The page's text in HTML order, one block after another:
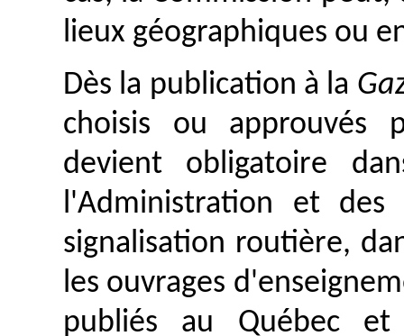
lieux géographiques ou
Dès la publication à la
choisis ou approuvés
devient obligatoire
l'Administration et des
signalisation routière,
les ouvrages
publiés au Québec